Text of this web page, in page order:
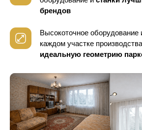
брендов
Высокоточное оборудование
каждом участке
идеальную геометрию